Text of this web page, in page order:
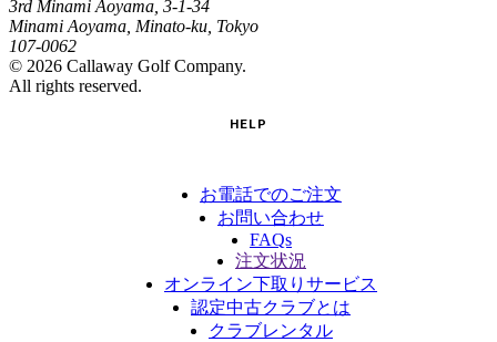
3rd Minami Aoyama, 3-1-34
Minami Aoyama, Minato-ku, Tokyo
107-0062
© 2026 Callaway Golf Company.
All rights reserved.
HELP
お電話でのご注文
お問い合わせ
FAQs
注文状況
オンライン下取りサービス
認定中古クラブとは
クラブレンタル